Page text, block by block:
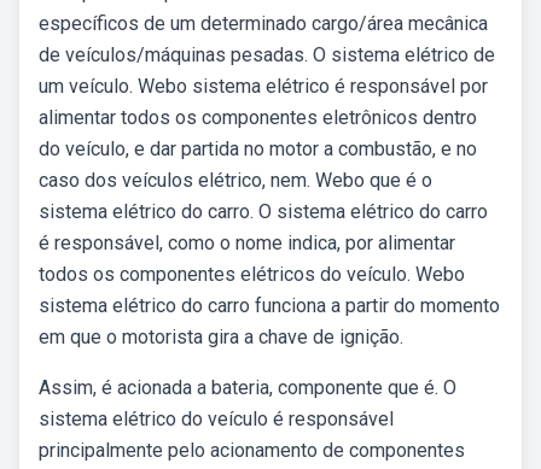
específicos de um determinado cargo/área mecânica
de veículos/máquinas pesadas. O sistema elétrico de
um veículo. Webo sistema elétrico é responsável por
alimentar todos os componentes eletrônicos dentro
do veículo, e dar partida no motor a combustão, e no
caso dos veículos elétrico, nem. Webo que é o
sistema elétrico do carro. O sistema elétrico do carro
é responsável, como o nome indica, por alimentar
todos os componentes elétricos do veículo. Webo
sistema elétrico do carro funciona a partir do momento
em que o motorista gira a chave de ignição.
Assim, é acionada a bateria, componente que é. O
sistema elétrico do veículo é responsável
principalmente pelo acionamento de componentes